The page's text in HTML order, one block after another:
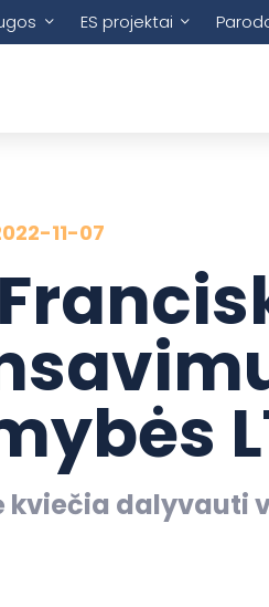
ES projektai
11-07
kviečia dalyvauti